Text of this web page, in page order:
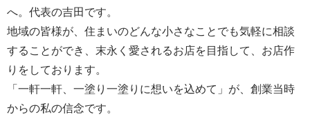
へ。代表の吉田です。
地域の皆様が、住まいのどんな小さなことでも気軽に相談
することができ、末永く愛されるお店を目指して、お店作
りをしております。
「一軒一軒、一塗り一塗りに想いを込めて」が、創業当時
からの私の信念です。